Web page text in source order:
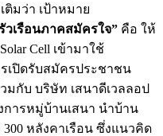
มว่า เป้าหมาย
เรือนภาคสมัครใจ” คือ ให้
Cell เข้ามาใช้
เปิดรับสมัครประชาชน
มกับ บริษัท เสนาดีเวลลอป
การหมู่บ้านเสนา นำบ้าน
หลังคาเรือน ซึ่งแนวคิด